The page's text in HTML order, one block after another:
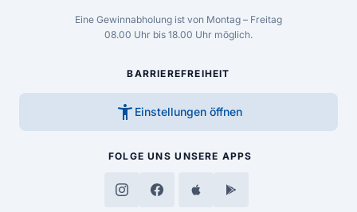
Eine Gewinnabholung ist von Montag – Freitag
08.00 Uhr bis 18.00 Uhr möglich.
BARRIEREFREIHEIT
accessibility_new Einstellungen öffnen
FOLGE UNS UNSERE APPS